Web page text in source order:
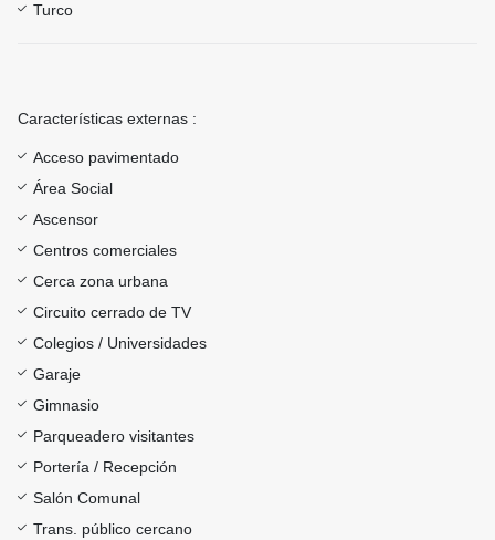
Turco
Características externas :
Acceso pavimentado
Área Social
Ascensor
Centros comerciales
Cerca zona urbana
Circuito cerrado de TV
Colegios / Universidades
Garaje
Gimnasio
Parqueadero visitantes
Portería / Recepción
Salón Comunal
Trans. público cercano